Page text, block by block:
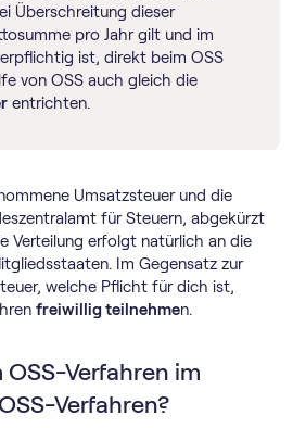
Überschreitung dieser
pro Jahr gilt und im
ist, direkt beim OSS
von OSS auch gleich die
entrichten.
Umsatzsteuer und die
für Steuern, abgekürzt
Verteilung erfolgt natürlich an die
Im Gegensatz zur
welche Pflicht für dich ist,
freiwillig teilnehmen.
Verfahren im
Verfahren?